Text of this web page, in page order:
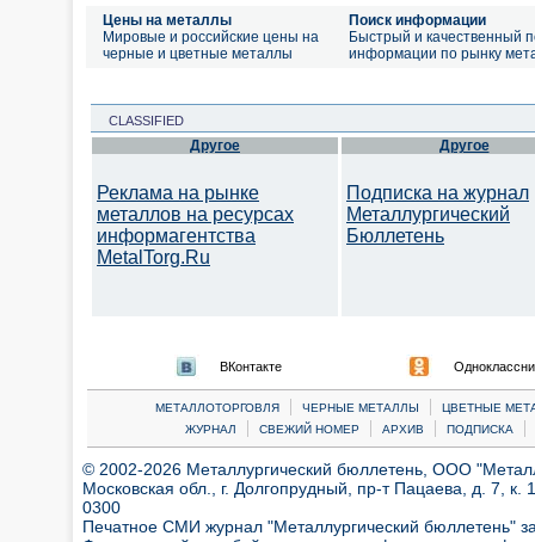
Цены на металлы
Мировые и российские цены на
черные и цветные металлы
Поиск информации
Быстрый и качественный
информации по рынку
CLASSIFIED
Другое
Реклама на рынке
металлов на ресурсах
информагентства
MetalTorg.Ru
Другое
Подписка на журнал
Металлургический
Бюллетень
ВКонтакте
МЕТАЛЛОТОРГОВЛЯ | ЧЕРНЫЕ МЕТАЛЛЫ |
ЦВЕТНЫЕ
ЖУРНАЛ
| СВЕЖИЙ НОМЕР | АРХИВ | ПОДПИСКА |
© 2002-2026 Металлургический бюллетень, ООО
Московская обл., г. Долгопрудный, пр-т Пацаева, д. 7,
0300
Печатное СМИ журнал "Металлургический бюллетень"